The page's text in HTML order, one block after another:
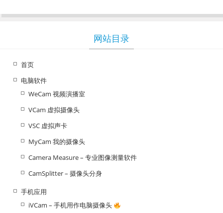
网站目录
首页
电脑软件
WeCam 视频演播室
VCam 虚拟摄像头
VSC 虚拟声卡
MyCam 我的摄像头
Camera Measure – 专业图像测量软件
CamSplitter – 摄像头分身
手机应用
iVCam – 手机用作电脑摄像头